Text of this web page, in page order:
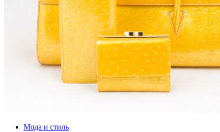
Мода и стиль